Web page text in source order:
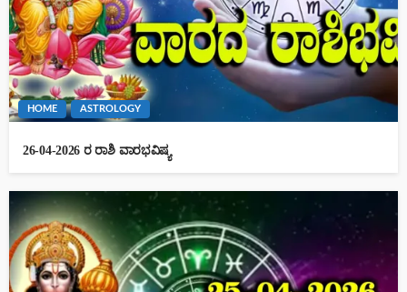
HOME ASTROLOGY
26-04-2026 ರ ರಾಶಿ ವಾರಭವಿಷ್ಯ